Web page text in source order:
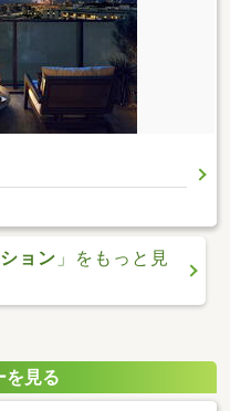
ョン 」をもっと見
を見る